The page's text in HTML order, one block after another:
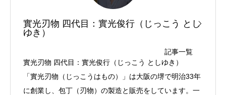
實光刃物 四代目：實光俊行（じっこう とし
ゆき）
記事一覧
實光刃物 四代目：實光俊行（じっこう としゆき）
「實光刃物（じっこうはもの）」は大阪の堺で明治33年
に創業し、包丁（刃物）の製造と販売をしています。一